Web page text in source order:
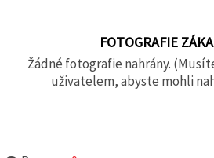
FOTOGRAFIE
Žádné fotografie nahrány.
uživatelem, abyste mohli